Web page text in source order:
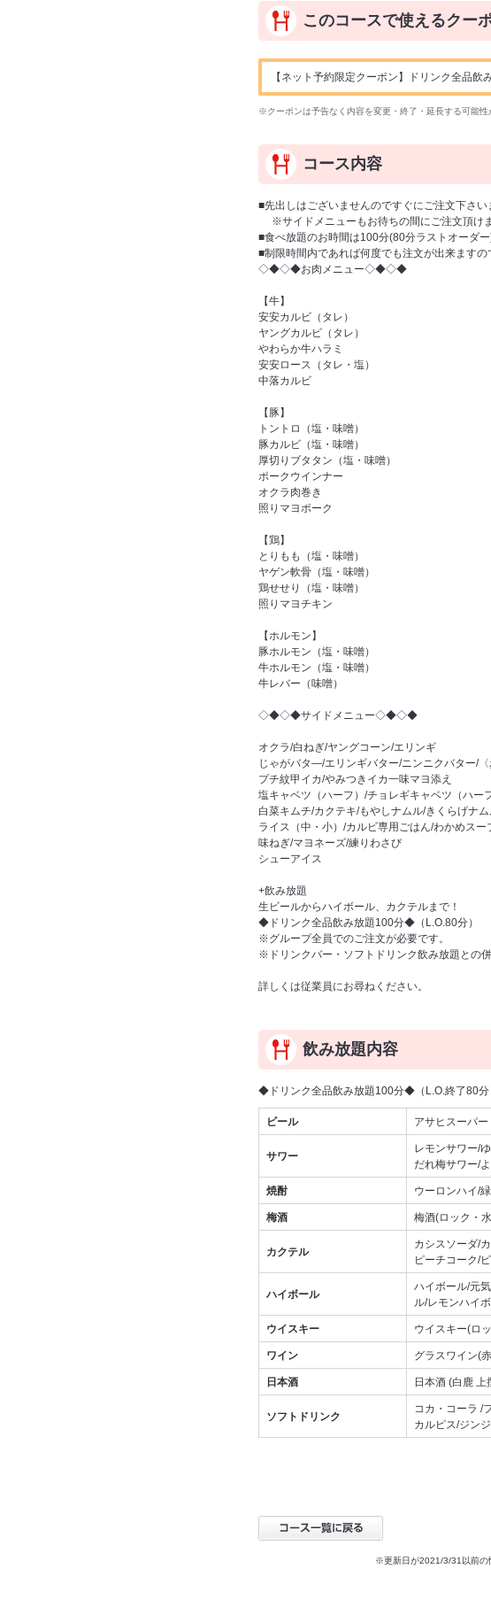
このコースで使えるクー
【ネット予約限定クーポン】ドリンク全品
※クーポンは予告なく内容を変更・終了・延長する可能性
コース内容
■先出しはございませんのですぐにご注文下さい
※サイドメニューもお待ちの間にご注文頂けま
■食べ放題のお時間は100分(80分ラストオーダー
■制限時間内であれば何度でも注文が出来ます
◇◆◇◆お肉メニュー◇◆◇◆
【牛】
安安カルビ（タレ）
ヤングカルビ（タレ）
やわらか牛ハラミ
安安ロース（タレ・塩）
中落カルビ
【豚】
トントロ（塩・味噌）
豚カルビ（塩・味噌）
厚切りブタタン（塩・味噌）
ポークウインナー
オクラ肉巻き
照りマヨポーク
【鶏】
とりもも（塩・味噌）
ヤゲン軟骨（塩・味噌）
鶏せせり（塩・味噌）
照りマヨチキン
【ホルモン】
豚ホルモン（塩・味噌）
牛ホルモン（塩・味噌）
牛レバー（味噌）
◇◆◇◆サイドメニュー◇◆◇◆
オクラ/白ねぎ/ヤングコーン/エリンギ
じゃがバタ―/エリンギバター/ニンニクバター/
プチ紋甲イカ/やみつきイカ一味マヨ添え
塩キャベツ（ハーフ）/チョレギキャベツ（ハー
白菜キムチ/カクテキ/もやしナムル/きくらげナ
ライス（中・小）/カルビ専用ごはん/わかめスー
味ねぎ/マヨネーズ/練りわさび
シューアイス
+飲み放題
生ビールからハイボール、カクテルまで！
◆ドリンク全品飲み放題100分◆（L.O.80分）
※グループ全員でのご注文が必要です。
※ドリンクバー・ソフトドリンク飲み放題との併
詳しくは従業員にお尋ねください。
飲み放題内容
◆ドリンク全品飲み放題100分◆（L.O.終了80分
ビール アサヒスーパ
サワー
レモンサワー/
だれ梅サワー/
焼酎 ウーロンハイ/
梅酒 梅酒(ロック・
カクテル
カシスソーダ/
ピーチコーク/
ハイボール
ハイボール/元
ル/レモンハイ
ウイスキー ウイスキー(ロ
ワイン グラスワイン(
日本酒 日本酒 (白鹿 上
ソフトドリンク
コカ・コーラ /
カルピス/ジン
※更新日が2021/3/31以前の